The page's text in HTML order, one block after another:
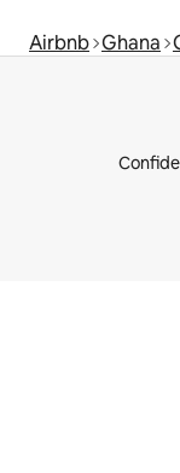
Airbnb Ghana